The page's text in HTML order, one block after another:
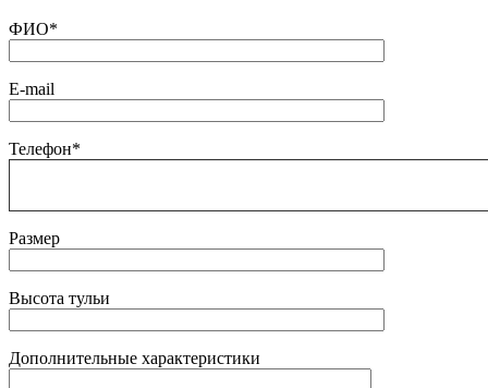
ФИО*
E-mail
Телефон*
Размер
Высота тульи
Дополнительные характеристики